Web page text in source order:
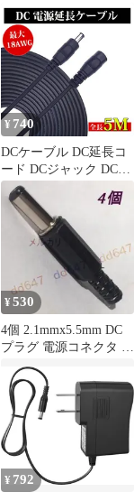
クター
¥ 740
DCケーブル DC延長コ
ード DCジャック DCプ
ラグ DCコネクタ DC電
源延長ケーブル DC延
長コード5M DCジャッ
ク DCプラグ DCコネク
タ 外径5.5mm *2.1mm
ネットワークカメラ 防
犯カメラ用 DCケーブ
ル延長線 DCオス - メス
コ
¥530
4個 2.1mmx5.5mm DC
プラグ 電源コネクタ オ
スプラグ ロングタイプ
¥ 792